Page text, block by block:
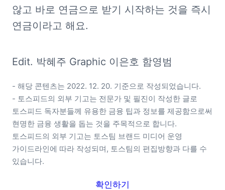
않고 바로 연금으로 받기 시작하는 것을 즉시
연금이라고 해요.
Edit. 박혜주 Graphic 이은호 함영범
- 해당 콘텐츠는 2022. 12. 20. 기준으로 작성되었습니다.
- 토스피드의 외부 기고는 전문가 및 필진이 작성한 글로
토스피드 독자분들께 유용한 금융 팁과 정보를 제공함으로써
현명한 금융 생활을 돕는 것을 주목적으로 합니다.
토스피드의 외부 기고는 토스팀 브랜드 미디어 운영
가이드라인에 따라 작성되며, 토스팀의 편집방향과 다를 수
있습니다.
확인하기